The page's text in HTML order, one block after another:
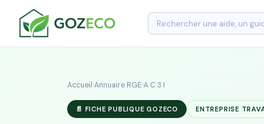
Accueil ›Annuaire RGE›A C 3 I
📄 FICHE PUBLIQUE GOZECO ENTREPRISE